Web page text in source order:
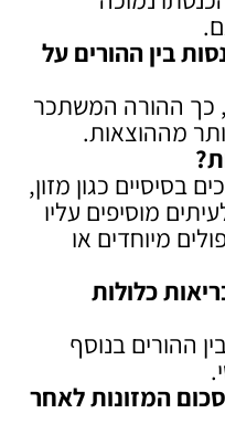
בין ההורים על
כך ההורה המשתכר
מההוצאות.
?
בסיסיים כגון מזון,
מוסיפים עליו
מיוחדים או
כלולות
ההורים בנוסף
המזונות לאחר